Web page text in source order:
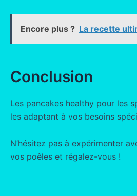
Encore plus ? La recette
Conclusion
Les pancakes healthy pour les
les adaptant à vos besoins
N’hésitez pas à expérimenter
vos poêles et régalez-vous !